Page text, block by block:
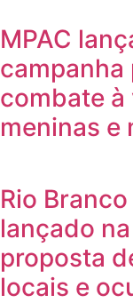
MPAC
campanha
combate
meninas e
Rio
lançado
proposta
locais e